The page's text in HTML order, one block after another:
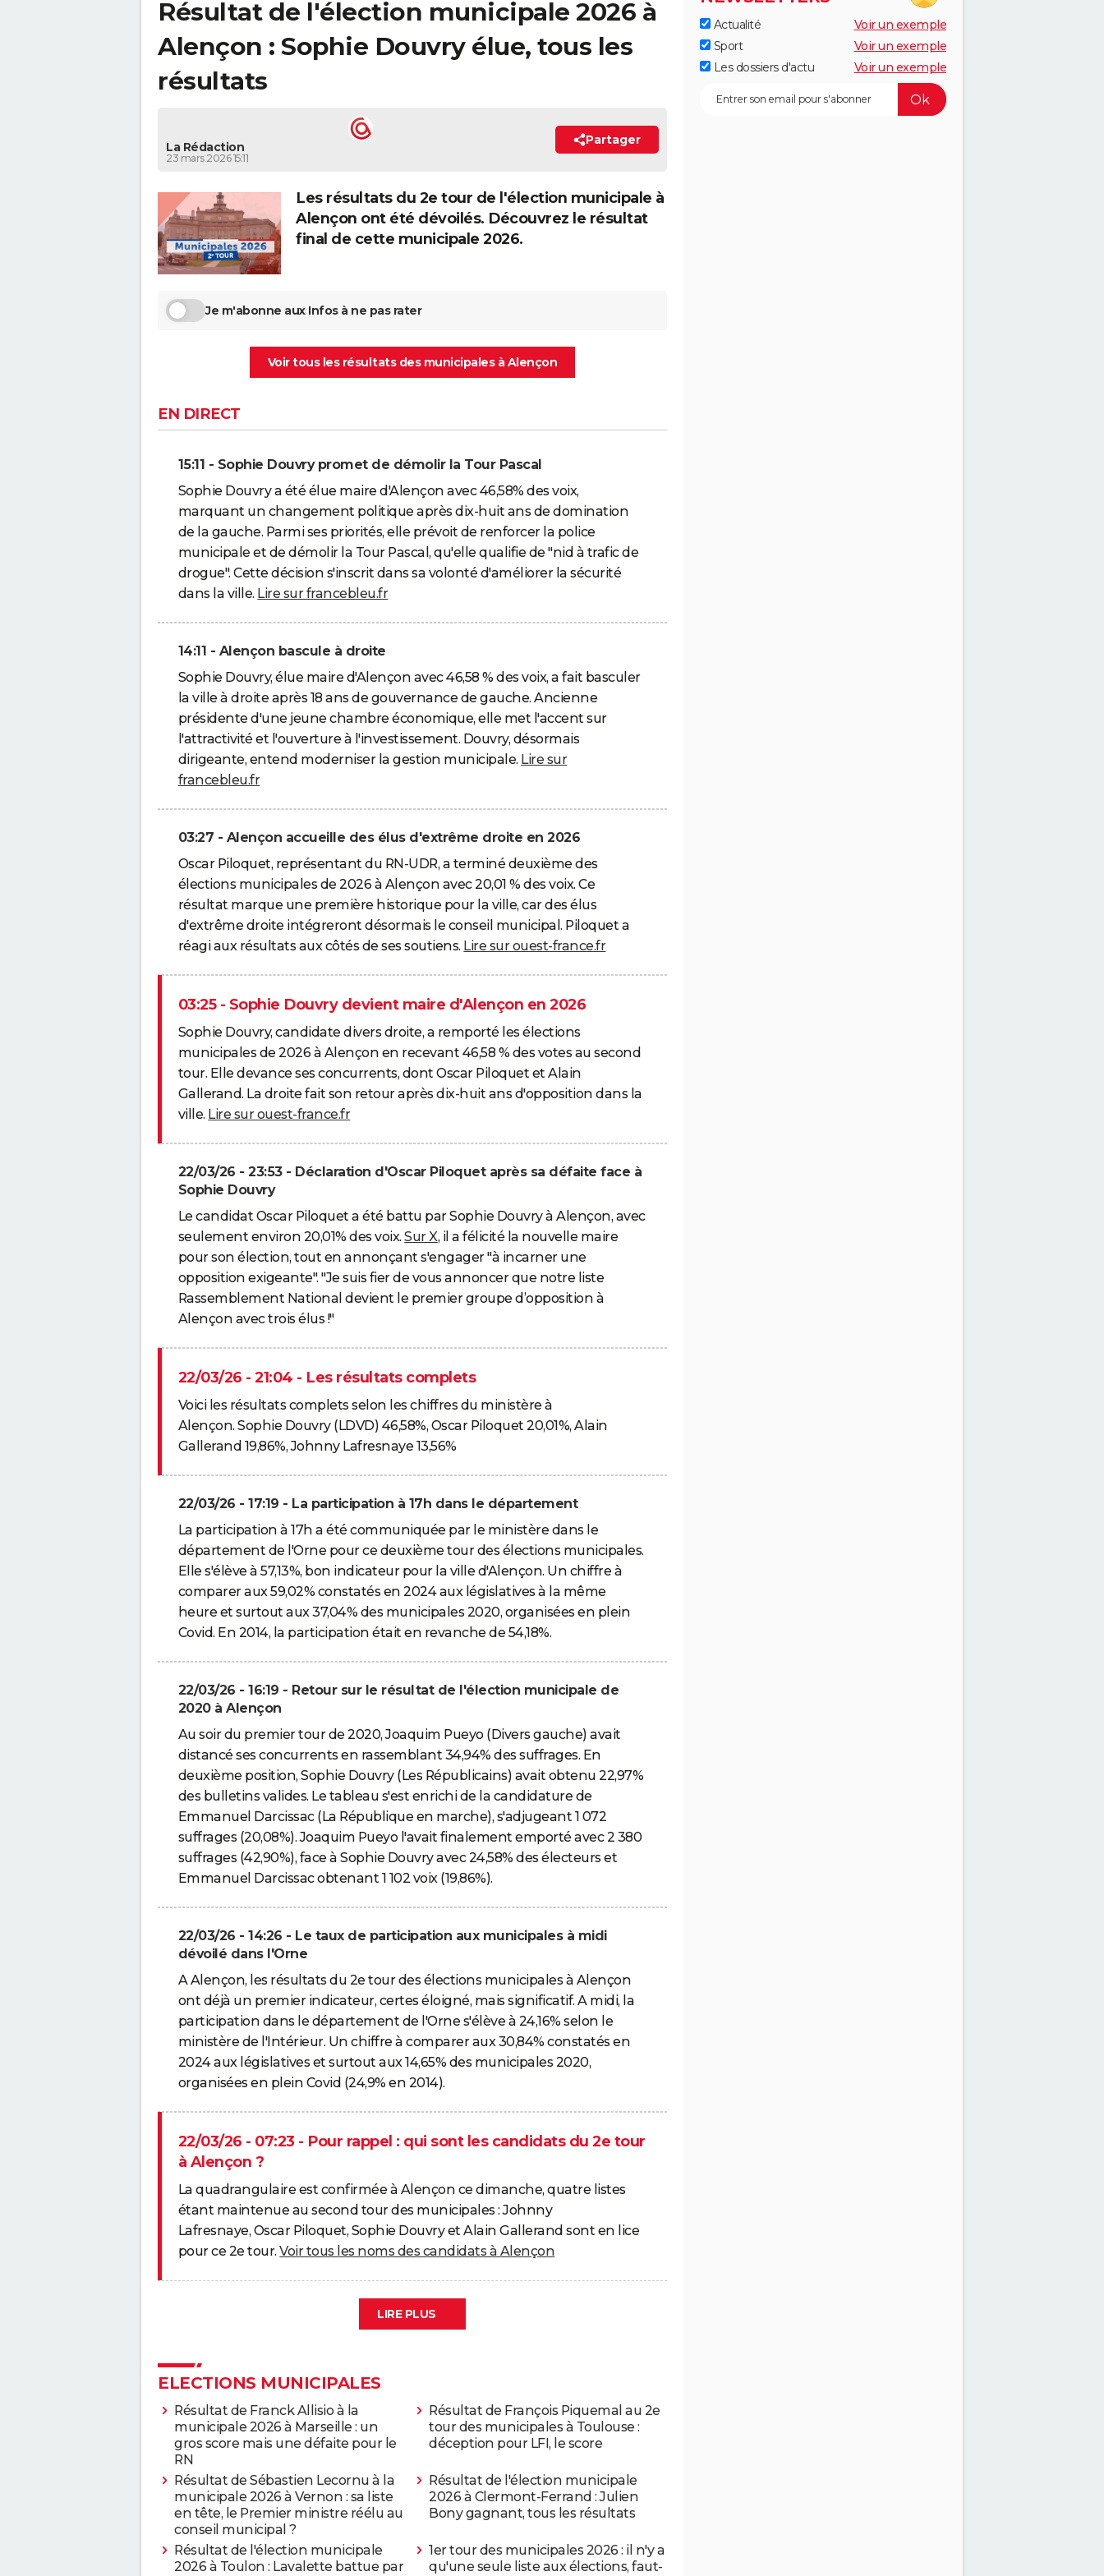
Résultat de l'élection municipale 2026 à
Alençon : Sophie Douvry élue, tous les
résultats
La Rédaction
23 mars 2026 15:11
Partager
Les résultats du 2e tour de l'élection municipale à
Alençon ont été dévoilés. Découvrez le résultat
final de cette municipale 2026.
Je m'abonne aux Infos à ne pas rater
Voir tous les résultats des municipales à Alençon
EN DIRECT
15:11 - Sophie Douvry promet de démolir la Tour Pascal
Sophie Douvry a été élue maire d'Alençon avec 46,58% des voix,
marquant un changement politique après dix-huit ans de domination
de la gauche. Parmi ses priorités, elle prévoit de renforcer la police
municipale et de démolir la Tour Pascal, qu'elle qualifie de "nid à trafic de
drogue". Cette décision s'inscrit dans sa volonté d'améliorer la sécurité
dans la ville. Lire sur francebleu.fr
14:11 - Alençon bascule à droite
Sophie Douvry, élue maire d'Alençon avec 46,58 % des voix, a fait basculer
la ville à droite après 18 ans de gouvernance de gauche. Ancienne
présidente d'une jeune chambre économique, elle met l'accent sur
l'attractivité et l'ouverture à l'investissement. Douvry, désormais
dirigeante, entend moderniser la gestion municipale. Lire sur
francebleu.fr
03:27 - Alençon accueille des élus d'extrême droite en 2026
Oscar Piloquet, représentant du RN-UDR, a terminé deuxième des
élections municipales de 2026 à Alençon avec 20,01 % des voix. Ce
résultat marque une première historique pour la ville, car des élus
d'extrême droite intégreront désormais le conseil municipal. Piloquet a
réagi aux résultats aux côtés de ses soutiens. Lire sur ouest-france.fr
03:25 - Sophie Douvry devient maire d'Alençon en 2026
Sophie Douvry, candidate divers droite, a remporté les élections
municipales de 2026 à Alençon en recevant 46,58 % des votes au second
tour. Elle devance ses concurrents, dont Oscar Piloquet et Alain
Gallerand. La droite fait son retour après dix-huit ans d'opposition dans la
ville. Lire sur ouest-france.fr
22/03/26 - 23:53 - Déclaration d'Oscar Piloquet après sa défaite face à
Sophie Douvry
Le candidat Oscar Piloquet a été battu par Sophie Douvry à Alençon, avec
seulement environ 20,01% des voix.Sur X, il a félicité la nouvelle maire
pour son élection, tout en annonçant s'engager "à incarner une
opposition exigeante". "Je suis fier de vous annoncer que notre liste
Rassemblement National devient le premier groupe d’opposition à
Alençon avec trois élus !"
22/03/26 - 21:04 - Les résultats complets
Voici les résultats complets selon les chiffres du ministère à
Alençon. Sophie Douvry (LDVD) 46,58%, Oscar Piloquet 20,01%, Alain
Gallerand 19,86%, Johnny Lafresnaye 13,56%
22/03/26 - 17:19 - La participation à 17h dans le département
La participation à 17h a été communiquée par le ministère dans le
département de l'Orne pour ce deuxième tour des élections municipales.
Elle s'élève à 57,13%, bon indicateur pour la ville d'Alençon. Un chiffre à
comparer aux 59,02% constatés en 2024 aux législatives à la même
heure et surtout aux 37,04% des municipales 2020, organisées en plein
Covid. En 2014, la participation était en revanche de 54,18%.
22/03/26 - 16:19 - Retour sur le résultat de l'élection municipale de
2020 à Alençon
Au soir du premier tour de 2020, Joaquim Pueyo (Divers gauche) avait
distancé ses concurrents en rassemblant 34,94% des suffrages. En
deuxième position, Sophie Douvry (Les Républicains) avait obtenu 22,97%
des bulletins valides. Le tableau s'est enrichi de la candidature de
Emmanuel Darcissac (La République en marche), s'adjugeant 1 072
suffrages (20,08%). Joaquim Pueyo l'avait finalement emporté avec 2 380
suffrages (42,90%), face à Sophie Douvry avec 24,58% des électeurs et
Emmanuel Darcissac obtenant 1 102 voix (19,86%).
22/03/26 - 14:26 - Le taux de participation aux municipales à midi
dévoilé dans l'Orne
A Alençon, les résultats du 2e tour des élections municipales à Alençon
ont déjà un premier indicateur, certes éloigné, mais significatif. A midi, la
participation dans le département de l'Orne s'élève à 24,16% selon le
ministère de l'Intérieur. Un chiffre à comparer aux 30,84% constatés en
2024 aux législatives et surtout aux 14,65% des municipales 2020,
organisées en plein Covid (24,9% en 2014).
22/03/26 - 07:23 - Pour rappel : qui sont les candidats du 2e tour
à Alençon ?
La quadrangulaire est confirmée à Alençon ce dimanche, quatre listes
étant maintenue au second tour des municipales : Johnny
Lafresnaye, Oscar Piloquet, Sophie Douvry et Alain Gallerand sont en lice
pour ce 2e tour.Voir tous les noms des candidats à Alençon
LIRE PLUS
ELECTIONS MUNICIPALES
Résultat de Franck Allisio à la
municipale 2026 à Marseille : un
gros score mais une défaite pour le
RN
Résultat de François Piquemal au 2e
tour des municipales à Toulouse :
déception pour LFI, le score
Résultat de Sébastien Lecornu à la
municipale 2026 à Vernon : sa liste
en tête, le Premier ministre réélu au
conseil municipal ?
Résultat de l'élection municipale
2026 à Clermont-Ferrand : Julien
Bony gagnant, tous les résultats
Résultat de l'élection municipale
2026 à Toulon : Lavalette battue par
1er tour des municipales 2026 : il n'y a
qu'une seule liste aux élections, faut-
Actualité
Voir un exemple
Sport
Voir un exemple
Les dossiers d'actu
Voir un exemple